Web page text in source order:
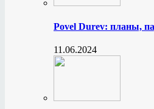
Povel Durev: планы,
11.06.2024